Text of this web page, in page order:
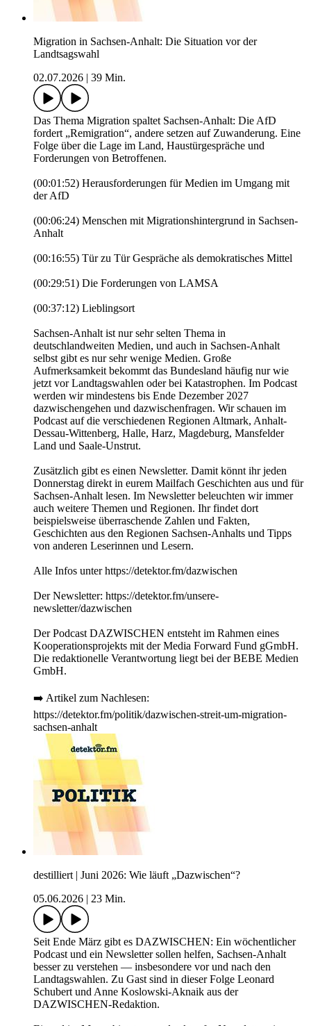
Migration in Sachsen-Anhalt: Die Situation vor der
Landtsagswahl
02.07.2026
39 Min.
Das Thema Migration spaltet Sachsen-Anhalt: Die AfD
fordert „Remigration“, andere setzen auf Zuwanderung. Eine
Folge über die Lage im Land, Haustürgespräche und
Forderungen von Betroffenen.
(00:01:52) Herausforderungen für Medien im Umgang mit
der AfD
(00:06:24) Menschen mit Migrationshintergrund in Sachsen-
Anhalt
(00:16:55) Tür zu Tür Gespräche als demokratisches Mittel
(00:29:51) Die Forderungen von LAMSA
(00:37:12) Lieblingsort
Sachsen-Anhalt ist nur sehr selten Thema in
deutschlandweiten Medien, und auch in Sachsen-Anhalt
selbst gibt es nur sehr wenige Medien. Große
Aufmerksamkeit bekommt das Bundesland häufig nur wie
jetzt vor Landtagswahlen oder bei Katastrophen. Im Podcast
werden wir mindestens bis Ende Dezember 2027
dazwischengehen und dazwischenfragen. Wir schauen im
Podcast auf die verschiedenen Regionen Altmark, Anhalt-
Dessau-Wittenberg, Halle, Harz, Magdeburg, Mansfelder
Land und Saale-Unstrut.
Zusätzlich gibt es einen Newsletter. Damit könnt ihr jeden
Donnerstag direkt in eurem Mailfach Geschichten aus und für
Sachsen-Anhalt lesen. Im Newsletter beleuchten wir immer
auch weitere Themen und Regionen. Ihr findet dort
beispielsweise überraschende Zahlen und Fakten,
Geschichten aus den Regionen Sachsen-Anhalts und Tipps
von anderen Leserinnen und Lesern.
Alle Infos unter https://detektor.fm/dazwischen
Der Newsletter: https://detektor.fm/unsere-
newsletter/dazwischen
Der Podcast DAZWISCHEN entsteht im Rahmen eines
Kooperationsprojekts mit der Media Forward Fund gGmbH.
Die redaktionelle Verantwortung liegt bei der BEBE Medien
GmbH.
➡️ Artikel zum Nachlesen:
https://detektor.fm/politik/dazwischen-streit-um-migration-
sachsen-anhalt
destilliert | Juni 2026: Wie läuft „Dazwischen“?
05.06.2026
23 Min.
Seit Ende März gibt es DAZWISCHEN: Ein wöchentlicher
Podcast und ein Newsletter sollen helfen, Sachsen-Anhalt
besser zu verstehen — insbesondere vor und nach den
Landtagswahlen. Zu Gast sind in dieser Folge Leonard
Schubert und Anne Koslowski-Aknaik aus der
DAZWISCHEN-Redaktion.